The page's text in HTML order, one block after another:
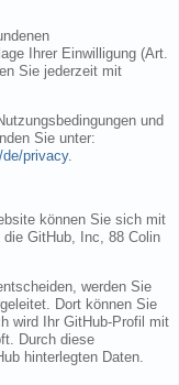
Ihrer Einwilligung (Art.
Sie jederzeit mit
und
Sie unter:
privacy.
können Sie sich mit
GitHub, Inc, 88 Colin
werden Sie
Dort können Sie
wird Ihr GitHub-Profil mit
Durch diese
hinterlegten Daten.